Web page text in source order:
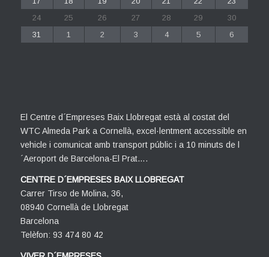
24
25 26 27 28 29
30
31
1 2 3 4 5 6
El Centre d´Empreses Baix Llobregat està al costat del
WTC Almeda Park a Cornellà, excel·lentment accessible en
vehicle i comunicat amb transport públic i a 10 minuts de l
´Aeroport de Barcelona-El Prat….
CENTRE D´EMPRESES BAIX LLOBREGAT
Carrer Tirso de Molina, 36,
08940 Cornellà de Llobregat
Barcelona
Telèfon: 93 474 80 42